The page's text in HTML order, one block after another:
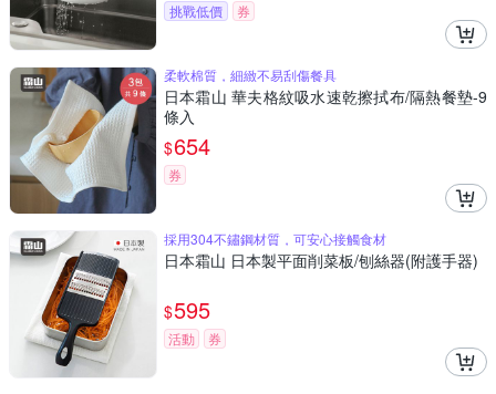
挑戰低價 券
柔軟棉質，細緻不易刮傷餐具
日本霜山 華夫格紋吸水速乾擦拭布/隔熱餐墊-9
條入
$654
券
採用304不鏽鋼材質，可安心接觸食材
日本霜山 日本製平面削菜板/刨絲器(附護手器)
$595
活動 券